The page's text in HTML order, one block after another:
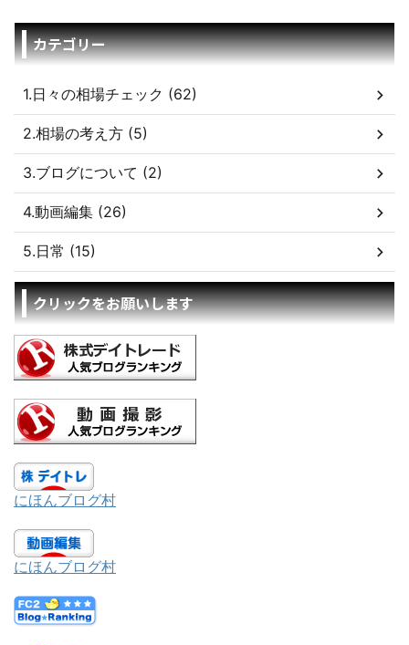
カテゴリー
1.日々の相場チェック (62)
2.相場の考え方 (5)
3.ブログについて (2)
4.動画編集 (26)
5.日常 (15)
クリックをお願いします
にほんブログ村
にほんブログ村